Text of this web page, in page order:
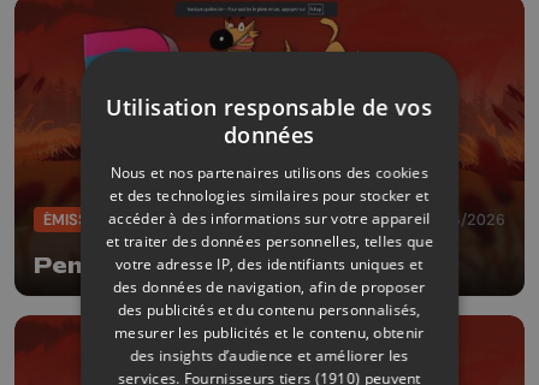
ÉMISSIONS 11/06/2026
Pense bêtes
Utilisation responsable de vos
données
Nous et nos partenaires utilisons des cookies
et des technologies similaires pour stocker et
accéder à des informations sur votre appareil
et traiter des données personnelles, telles que
votre adresse IP, des identifiants uniques et
des données de navigation, afin de proposer
des publicités et du contenu personnalisés,
mesurer les publicités et le contenu, obtenir
des insights d’audience et améliorer les
services. Fournisseurs tiers (1910) peuvent